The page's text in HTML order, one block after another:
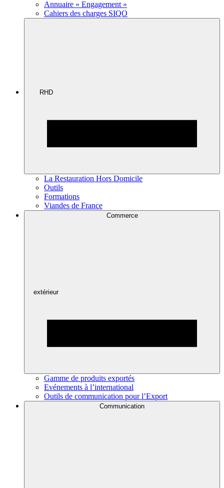
Annuaire « Engagement »
Cahiers des charges SIQO
RHD
La Restauration Hors Domicile
Outils
Formations
Viandes de France
Commerce
extérieur
Gamme de produits exportés
Evénements à l’international
Outils de communication pour l’Export
Communication